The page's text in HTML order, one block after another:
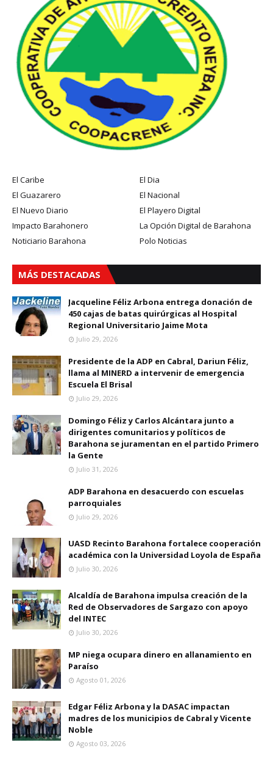
El Caribe
El Dia
El Guazarero
El Nacional
El Nuevo Diario
El Playero Digital
Impacto Barahonero
La Opción Digital de Barahona
Noticiario Barahona
Polo Noticias
MÁS DESTACADAS
Jacqueline Féliz Arbona entrega donación de
450 cajas de batas quirúrgicas al Hospital
Regional Universitario Jaime Mota
Julio 29, 2026
Presidente de la ADP en Cabral, Dariun Féliz,
llama al MINERD a intervenir de emergencia
Escuela El Brisal
Julio 29, 2026
Domingo Féliz y Carlos Alcántara junto a
dirigentes comunitarios y políticos de
Barahona se juramentan en el partido Primero
la Gente
Julio 31, 2026
ADP Barahona en desacuerdo con escuelas
parroquiales
Julio 29, 2026
UASD Recinto Barahona fortalece cooperación
académica con la Universidad Loyola de España
Julio 30, 2026
Alcaldía de Barahona impulsa creación de la
Red de Observadores de Sargazo con apoyo
del INTEC
Julio 30, 2026
MP niega ocupara dinero en allanamiento en
Paraíso
Agosto 01, 2026
Edgar Féliz Arbona y la DASAC impactan
madres de los municipios de Cabral y Vicente
Noble
Agosto 03, 2026